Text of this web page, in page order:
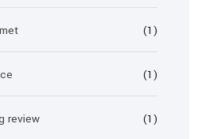
(1)
(1)
review (1)